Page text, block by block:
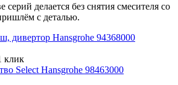
серий делается без снятия смесителя со
с деталью.
дивертор Hansgrohe 94368000
клик
Select Hansgrohe 98463000